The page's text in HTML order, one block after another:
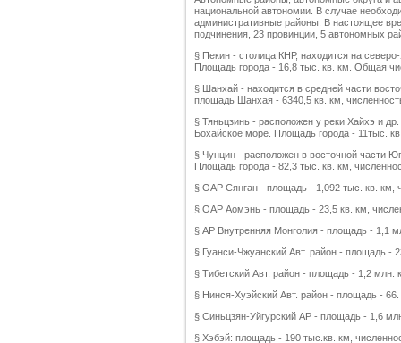
национальной автономии. В случае
административные районы. В настоящее
подчинения, 23 провинции, 5 автономных
§ Пекин - столица КНР, находится на
Площадь города - 16,8 тыс. кв. км. Общая
§ Шанхай - находится в средней части
площадь Шанхая - 6340,5 кв. км,
§ Тяньцзинь - расположен у реки Хайхэ и
Бохайское море. Площадь города - 11тыс.
§ Чунцин - расположен в восточной части
Площадь города - 82,3 тыс. кв. км,
§ ОАР Сянган - площадь - 1,092 тыс. кв. км,
§ ОАР Аомэнь - площадь - 23,5 кв. км,
§ АР Внутренняя Монголия - площадь - 1,1
§ Гуанси-Чжуанский Авт. район - площадь -
§ Тибетский Авт. район - площадь - 1,2 млн.
§ Нинся-Хуэйский Авт. район - площадь -
§ Синьцзян-Уйгурский АР - площадь - 1,6
§ Хэбэй: площадь - 190 тыс.кв. км,